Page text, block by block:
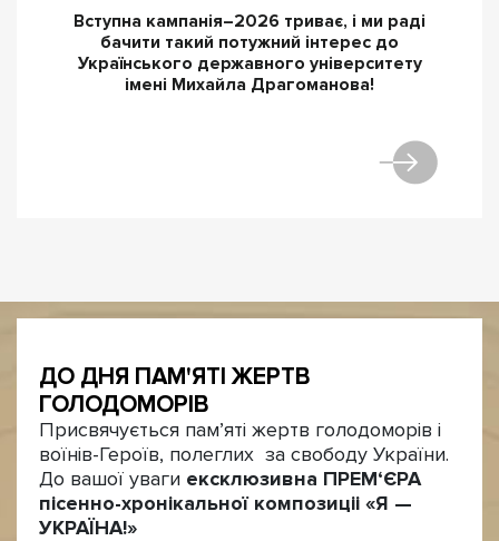
Вступна кампанія–2026 триває, і ми раді
бачити такий потужний інтерес до
Українського державного університету
імені Михайла Драгоманова!
ДО ДНЯ ПАМ'ЯТІ ЖЕРТВ
ГОЛОДОМОРІВ
Присвячується пам’яті жертв голодоморів і
воїнів-Героїв, полеглих за свободу України.
До вашої уваги ексклюзивна ПРЕМ‘ЄРА
пісенно-хронікальної композиціі «Я —
УКРАЇНА!»